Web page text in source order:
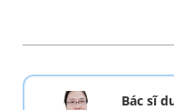
Bác sĩ